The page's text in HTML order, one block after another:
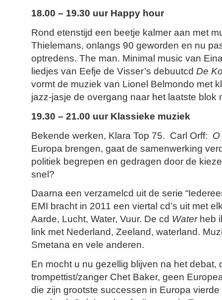
18.00 – 19.30 uur Happy hour
Rond etenstijd een beetje kalmer aan met
Thielemans, onlangs 90 geworden en nu
optredens. The man. Minimal music van
liedjes van Eefje de Visser’s debuutcd De
vormt de muziek van Lionel Belmondo met
jazz-jasje de overgang naar het laatste blok
19.30 – 21.00 uur Klassieke muziek
Bekende werken, Klara Top 75. Carl Orff:
Europa brengen, gaat de samenwerking
politiek begrepen en gedragen door de
snel?
Daarna een verzamelcd uit de serie
EMI bracht in 2011 een viertal cd’s uit met
Aarde, Lucht, Water, Vuur. De cd Water heb
link met Nederland, Zeeland, waterland.
Smetana en vele anderen.
En mocht u nu gezellig blijven na het debat,
trompettist/zanger Chet Baker, geen
die zijn grootste successen in Europa